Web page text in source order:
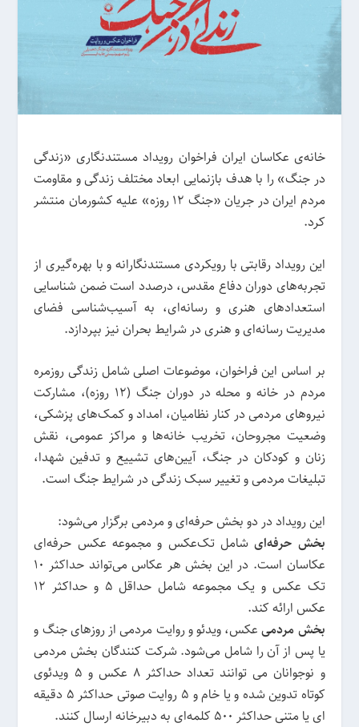
خانه‌ی عکاسان ایران فراخوان رویداد مستندنگاری «زندگی
در جنگ» را با هدف بازنمایی ابعاد مختلف زندگی و مقاومت
مردم ایران در جریان «جنگ 12 روزه» علیه کشورمان منتشر
کرد.
این رویداد رقابتی با رویکردی مستندنگارانه و با بهره‌گیری از
تجربه‌های دوران دفاع مقدس، درصدد است ضمن شناسایی
استعدادهای هنری و رسانه‌ای، به آسیب‌شناسی فضای
مدیریت رسانه‌ای و هنری در شرایط بحران نیز بپردازد.
بر اساس این فراخوان، موضوعات اصلی شامل زندگی روزمره
مردم در خانه و محله در دوران جنگ (12 روزه)، مشارکت
نیروهای مردمی در کنار نظامیان، امداد و کمک‌های پزشکی،
وضعیت مجروحان، تخریب خانه‌ها و مراکز عمومی، نقش
زنان و کودکان در جنگ، آیین‌های تشییع و تدفین شهدا،
تبلیغات مردمی و تغییر سبک زندگی در شرایط جنگ است.
این رویداد در دو بخش حرفه‌ای و مردمی برگزار می‌شود:
بخش حرفه‌ایشامل تک‌عکس و مجموعه عکس‌ حرفه‌ای
عکاسان است. در این بخش هر عکاس می‌تواند حداکثر ۱۰
تک عکس و یک مجموعه شامل حداقل ۵ و حداکثر ۱۲
عکس ارائه کند.
بخش مردمیعکس، ویدئو و روایت مردمی از روزهای جنگ و
یا پس از آن را شامل می‌شود. شرکت کنندگان بخش مردمی
و نوجوانان می توانند تعداد حداکثر ۸ عکس و ۵ ویدئوی
کوتاه تدوین شده و یا خام و ۵ روایت صوتی حداکثر ۵ دقیقه
ای یا متنی حداکثر ۵۰۰ کلمه‌ای به دبیرخانه ارسال کنند.